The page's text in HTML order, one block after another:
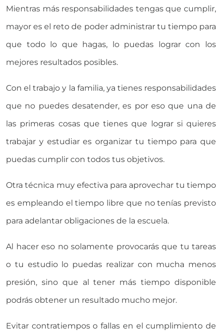
Mientras más responsabilidades tengas que cumplir,
mayor es el reto de poder administrar tu tiempo para
que todo lo que hagas, lo puedas lograr con los
mejores resultados posibles.
Con el trabajo y la familia, ya tienes responsabilidades
que no puedes desatender, es por eso que una de
las primeras cosas que tienes que lograr si quieres
trabajar y estudiar es organizar tu tiempo para que
puedas cumplir con todos tus objetivos.
Otra técnica muy efectiva para aprovechar tu tiempo
es empleando el tiempo libre que no tenías previsto
para adelantar obligaciones de la escuela.
Al hacer eso no solamente provocarás que tu tareas
o tu estudio lo puedas realizar con mucha menos
presión, sino que al tener más tiempo disponible
podrás obtener un resultado mucho mejor.
Evitar contratiempos o fallas en el cumplimiento de